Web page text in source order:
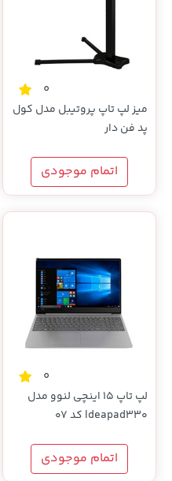
0
میز لپ تاپ پروتیبل مدل کول
پد فن دار
اتمام موجودی
0
لپ تاپ 15 اینچی لنوو مدل
Ideapad330 کد 07
اتمام موجودی